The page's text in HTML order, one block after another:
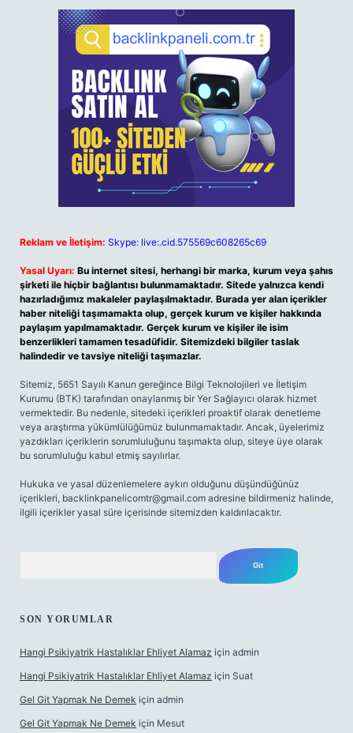
Reklam ve İletişim: Skype: live:.cid.575569c608265c69
Yasal Uyarı: Bu internet sitesi, herhangi bir marka, kurum veya şahıs
şirketi ile hiçbir bağlantısı bulunmamaktadır. Sitede yalnızca kendi
hazırladığımız makaleler paylaşılmaktadır. Burada yer alan içerikler
haber niteliği taşımamakta olup, gerçek kurum ve kişiler hakkında
paylaşım yapılmamaktadır. Gerçek kurum ve kişiler ile isim
benzerlikleri tamamen tesadüfidir. Sitemizdeki bilgiler taslak
halindedir ve tavsiye niteliği taşımazlar.
Sitemiz, 5651 Sayılı Kanun gereğince Bilgi Teknolojileri ve İletişim
Kurumu (BTK) tarafından onaylanmış bir Yer Sağlayıcı olarak hizmet
vermektedir. Bu nedenle, sitedeki içerikleri proaktif olarak denetleme
veya araştırma yükümlülüğümüz bulunmamaktadır. Ancak, üyelerimiz
yazdıkları içeriklerin sorumluluğunu taşımakta olup, siteye üye olarak
bu sorumluluğu kabul etmiş sayılırlar.
Hukuka ve yasal düzenlemelere aykırı olduğunu düşündüğünüz
içerikleri, backlinkpanelicomtr@gmail.com adresine bildirmeniz halinde,
ilgili içerikler yasal süre içerisinde sitemizden kaldırılacaktır.
SON YORUMLAR
Hangi Psikiyatrik Hastalıklar Ehliyet Alamaz için admin
Hangi Psikiyatrik Hastalıklar Ehliyet Alamaz için Suat
Gel Git Yapmak Ne Demek için admin
Gel Git Yapmak Ne Demek için Mesut